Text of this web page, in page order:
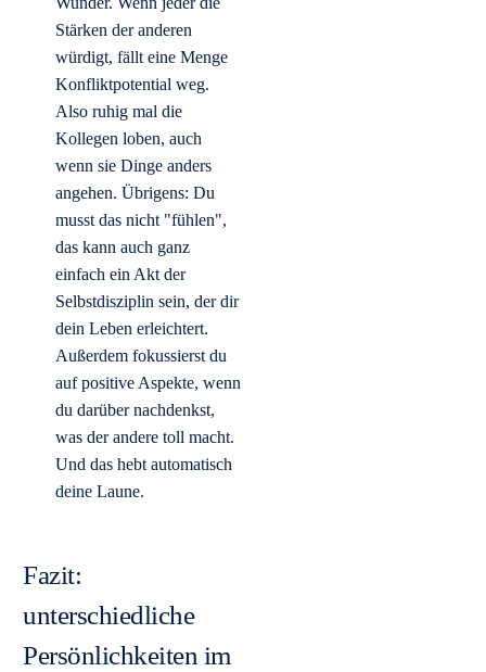
Stärken der anderen
würdigt, fällt eine Menge
Konfliktpotential weg.
Also ruhig mal die
Kollegen loben, auch
wenn sie Dinge anders
angehen. Übrigens: Du
musst das nicht "fühlen",
das kann auch ganz
einfach ein Akt der
Selbstdisziplin sein, der dir
dein Leben erleichtert.
Außerdem fokussierst du
auf positive Aspekte, wenn
du darüber nachdenkst,
was der andere toll macht.
Und das hebt automatisch
deine Laune.
Fazit:
unterschiedliche
Persönlichkeiten im